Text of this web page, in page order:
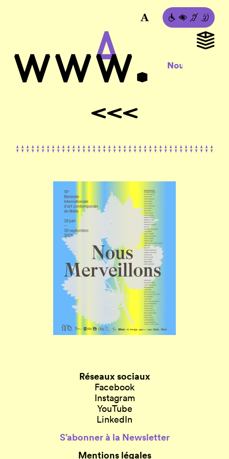
Réseaux sociaux
Facebook
Instagram
YouTube
LinkedIn
S’abonner à la Newsletter
Mentions légales